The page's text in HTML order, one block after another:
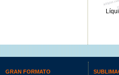
Tinta Innuro DTF Rojo 1000ml
GRAN FORMATO